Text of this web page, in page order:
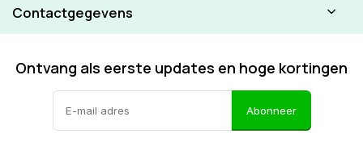
Contactgegevens
Ontvang als eerste updates en hoge kortingen
Abonneer